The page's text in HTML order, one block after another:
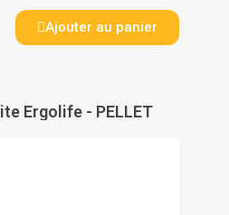
Ajouter au panier
Ergolife - PELLET